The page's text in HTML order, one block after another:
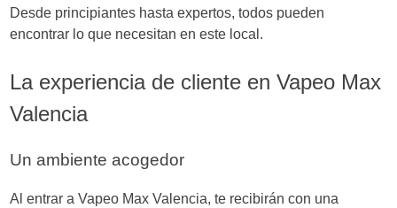
d
s
Desde principiantes hasta expertos, todos pueden
encontrar lo que necesitan en este local.
La experiencia de cliente en Vapeo Max
Valencia
Un ambiente acogedor
Al entrar a Vapeo Max Valencia, te recibirán con una